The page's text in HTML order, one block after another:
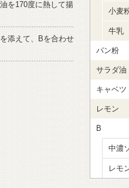
を170度に熱して揚
添えて、Bを合わせ
小麦
牛乳
パン粉
サラダ油
キャベツ
レモン
B
中濃
レモ